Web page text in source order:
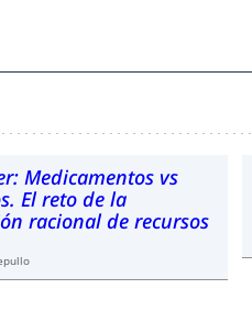
Medicamentos vs
El reto de la
racional de recursos